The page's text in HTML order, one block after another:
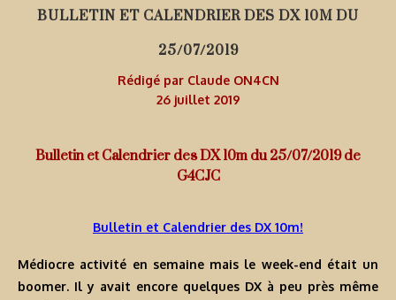
BULLETIN ET CALENDRIER DES DX 10M DU
25/07/2019
Rédigé par Claude ON4CN
26 juillet 2019
Bulletin et Calendrier des DX 10m du 25/07/2019 de
G4CJC
Bulletin et Calendrier des DX 10m!
Médiocre activité en semaine mais le week-end était un
boomer. Il y avait encore quelques DX à peu près même